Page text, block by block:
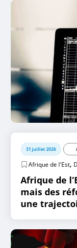
31 juillet 2026
Afrique de l'Est,
Afrique de
mais des
une